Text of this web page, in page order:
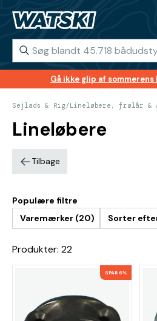
Gå ikke glip af
Sejlads & Rig/Lineløbere, frølår &
Lineløbere
Tilbage
Populære filtre
Varemærker (20)
Sorter
Produkter: 22
SPAR 6%